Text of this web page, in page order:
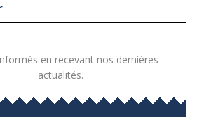
en recevant nos dernières
actualités.